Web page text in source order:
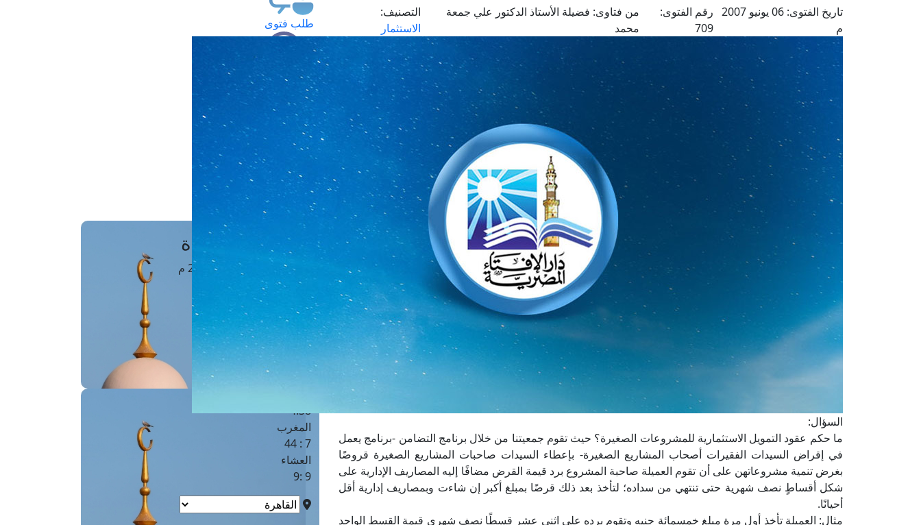
تاريخ الفتوى:
06 يونيو 2007
م
رقم الفتوى:
709
من فتاوى: فضيلة الأستاذ الدكتور علي جمعة
محمد
التصنيف:
الاستثمار
السؤال:
ما حكم عقود التمويل الاستثمارية للمشروعات الصغيرة؟ حيث تقوم جمعيتنا من خلال برنامج التضامن -برنامج يعمل
في إقراض السيدات الفقيرات أصحاب المشاريع الصغيرة- بإعطاء السيدات صاحبات المشاريع الصغيرة قروضًا
بغرض تنمية مشروعاتهن على أن تقوم العميلة صاحبة المشروع برد قيمة القرض مضافًا إليه المصاريف الإدارية على
شكل أقساطٍ نصف شهرية حتى تنتهي من سداده؛ لتأخذ بعد ذلك قرضًا بمبلغ أكبر إن شاءت وبمصاريف إدارية أقل
أحيانًا.
مثال: العميلة تأخذ أول مرة مبلغ خمسمائة جنيه وتقوم برده على اثني عشر قسطًا نصف شهري قيمة القسط الواحد
طلب فتوى
استعلام عن فتوى
حجز موعد
الفتوى الهاتفية
مَواقِيتُ الصَّـــلاة
القاهرة · 07 أغسطس 2026 م
4 :41
الشروق
6 :17
4:38
المغرب
7 : 44
العشاء
9 :9